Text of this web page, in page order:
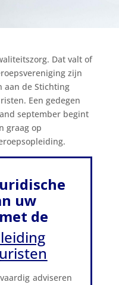
Dat valt of
zijn
aan de Stichting
Een gedegen
september begint
graag op
uw
met de
adviseren